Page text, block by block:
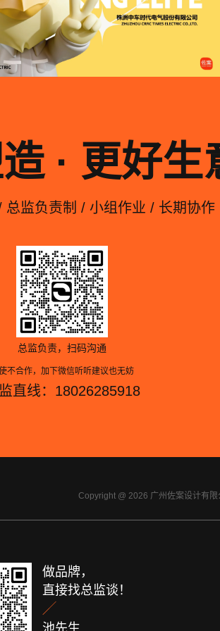
· 更好生
总监负责制 / 小组作业 / 长期协作
总监负责，扫码沟通
不合作，加下微信听听建议也无妨
直线：18026285918
Copyright @ 2026 广州佐案设计有
做品牌，
直接找总监谈！

池先生